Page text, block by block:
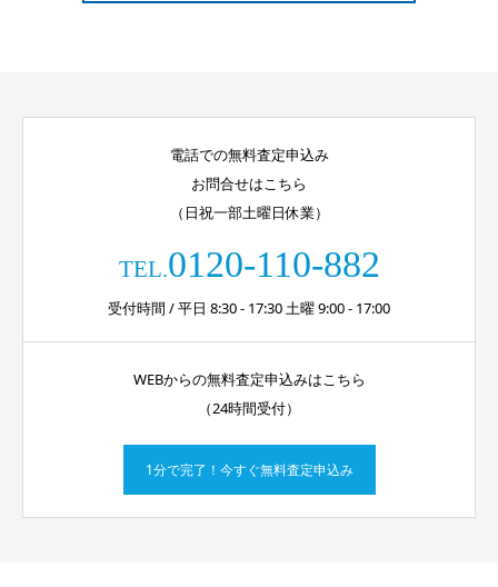
電話での無料査定申込み
お問合せはこちら
（日祝一部土曜日休業）
TEL.0120-110-882
受付時間 / 平日 8:30 - 17:30 土曜 9:00 - 17:00
WEBからの無料査定申込みはこちら
（24時間受付）
1分で完了！今すぐ無料査定申込み